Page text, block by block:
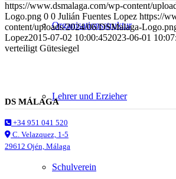
Organisationsstruktur
Lehrer und Erzieher
Schulverein
https://www.dsmalaga.com/wp-content/
Logo.png 0 0 Julián Fuentes Lopez https://
content/uploads/2024/06/DSMalaga-
Lopez2015-07-02 10:00:452023-06-01
verteiligt Gütesiegel
DS MÁLAGA
+34 951 041 520
C. Velazquez, 1-5
29612 Ojén, Málaga